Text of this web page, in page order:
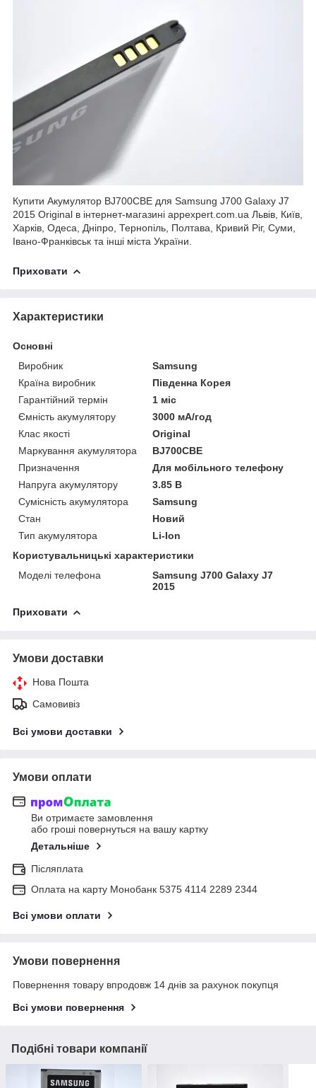
Купити Акумулятор BJ700CBE для Samsung J700 Galaxy J7
2015 Original в інтернет-магазині appexpert.com.ua Львів, Київ,
Харків, Одеса, Дніпро, Тернопіль, Полтава, Кривий Ріг, Суми,
Івано-Франківськ та інші міста України.
Приховати
Характеристики
Основні
Виробник
Samsung
Країна виробник
Південна Корея
Гарантійний термін
1 міс
Ємність акумулятору
3000 мА/год
Клас якості
Original
Маркування акумулятора
BJ700CBE
Призначення
Для мобільного телефону
Напруга акумулятору
3.85 В
Сумісність акумулятора
Samsung
Стан
Новий
Тип акумулятора
Li-Ion
Користувальницькі характеристики
Моделі телефона
Samsung J700 Galaxy J7
2015
Приховати
Умови доставки
Нова Пошта
Самовивіз
Всі умови доставки
Умови оплати
Ви отримаєте замовлення
або гроші повернуться на вашу картку
Детальніше
Післяплата
Оплата на карту Монобанк 5375 4114 2289 2344
Всі умови оплати
Умови повернення
Повернення товару впродовж 14 днів за рахунок покупця
Всі умови повернення
Подібні товари компанії